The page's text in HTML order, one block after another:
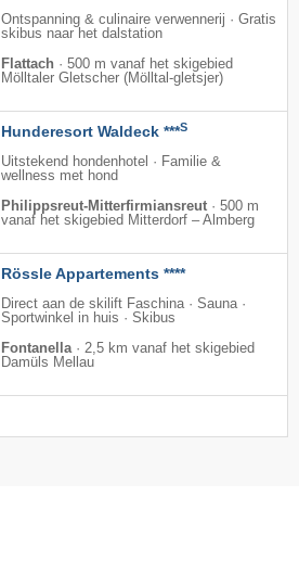
Ontspanning & culinaire verwennerij · Gratis
skibus naar het dalstation
Flattach · 500 m vanaf het skigebied
Mölltaler Gletscher (Mölltal-gletsjer)
Hunderesort Waldeck ***S
Uitstekend hondenhotel · Familie &
wellness met hond
Philippsreut-Mitterfirmiansreut · 500 m
vanaf het skigebied Mitterdorf – Almberg
Rössle Appartements ****
Direct aan de skilift Faschina · Sauna ·
Sportwinkel in huis · Skibus
Fontanella · 2,5 km vanaf het skigebied
Damüls Mellau